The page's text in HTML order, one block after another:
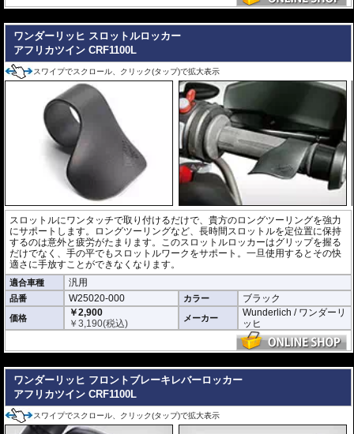
ワンダーリッヒ スロットルロッカー
アフリカツイン CRF1100L
スワイプでスクロール、クリック(タップ)で拡大表示
スロットルにワンタッチで取り付けるだけで、貴方のロングツーリングを強力
にサポートします。ロングツーリングなど、長時間スロットルを定位置に保持
するのは意外と疲労がたまります。このスロットルロッカーはグリップを握る
だけでなく、手の平でもスロットルワークをサポート。一旦使用するとその快
適さに手放すことができなくなります。
適合車種 汎用
品番 W25020-000 カラー ブラック
価格
￥2,900
￥3,190(税込) メーカー
Wunderlich / ワンダーリ
ッヒ
ワンダーリッヒ フロントブレーキレバーロッカー
アフリカツイン CRF1100L
スワイプでスクロール、クリック(タップ)で拡大表示